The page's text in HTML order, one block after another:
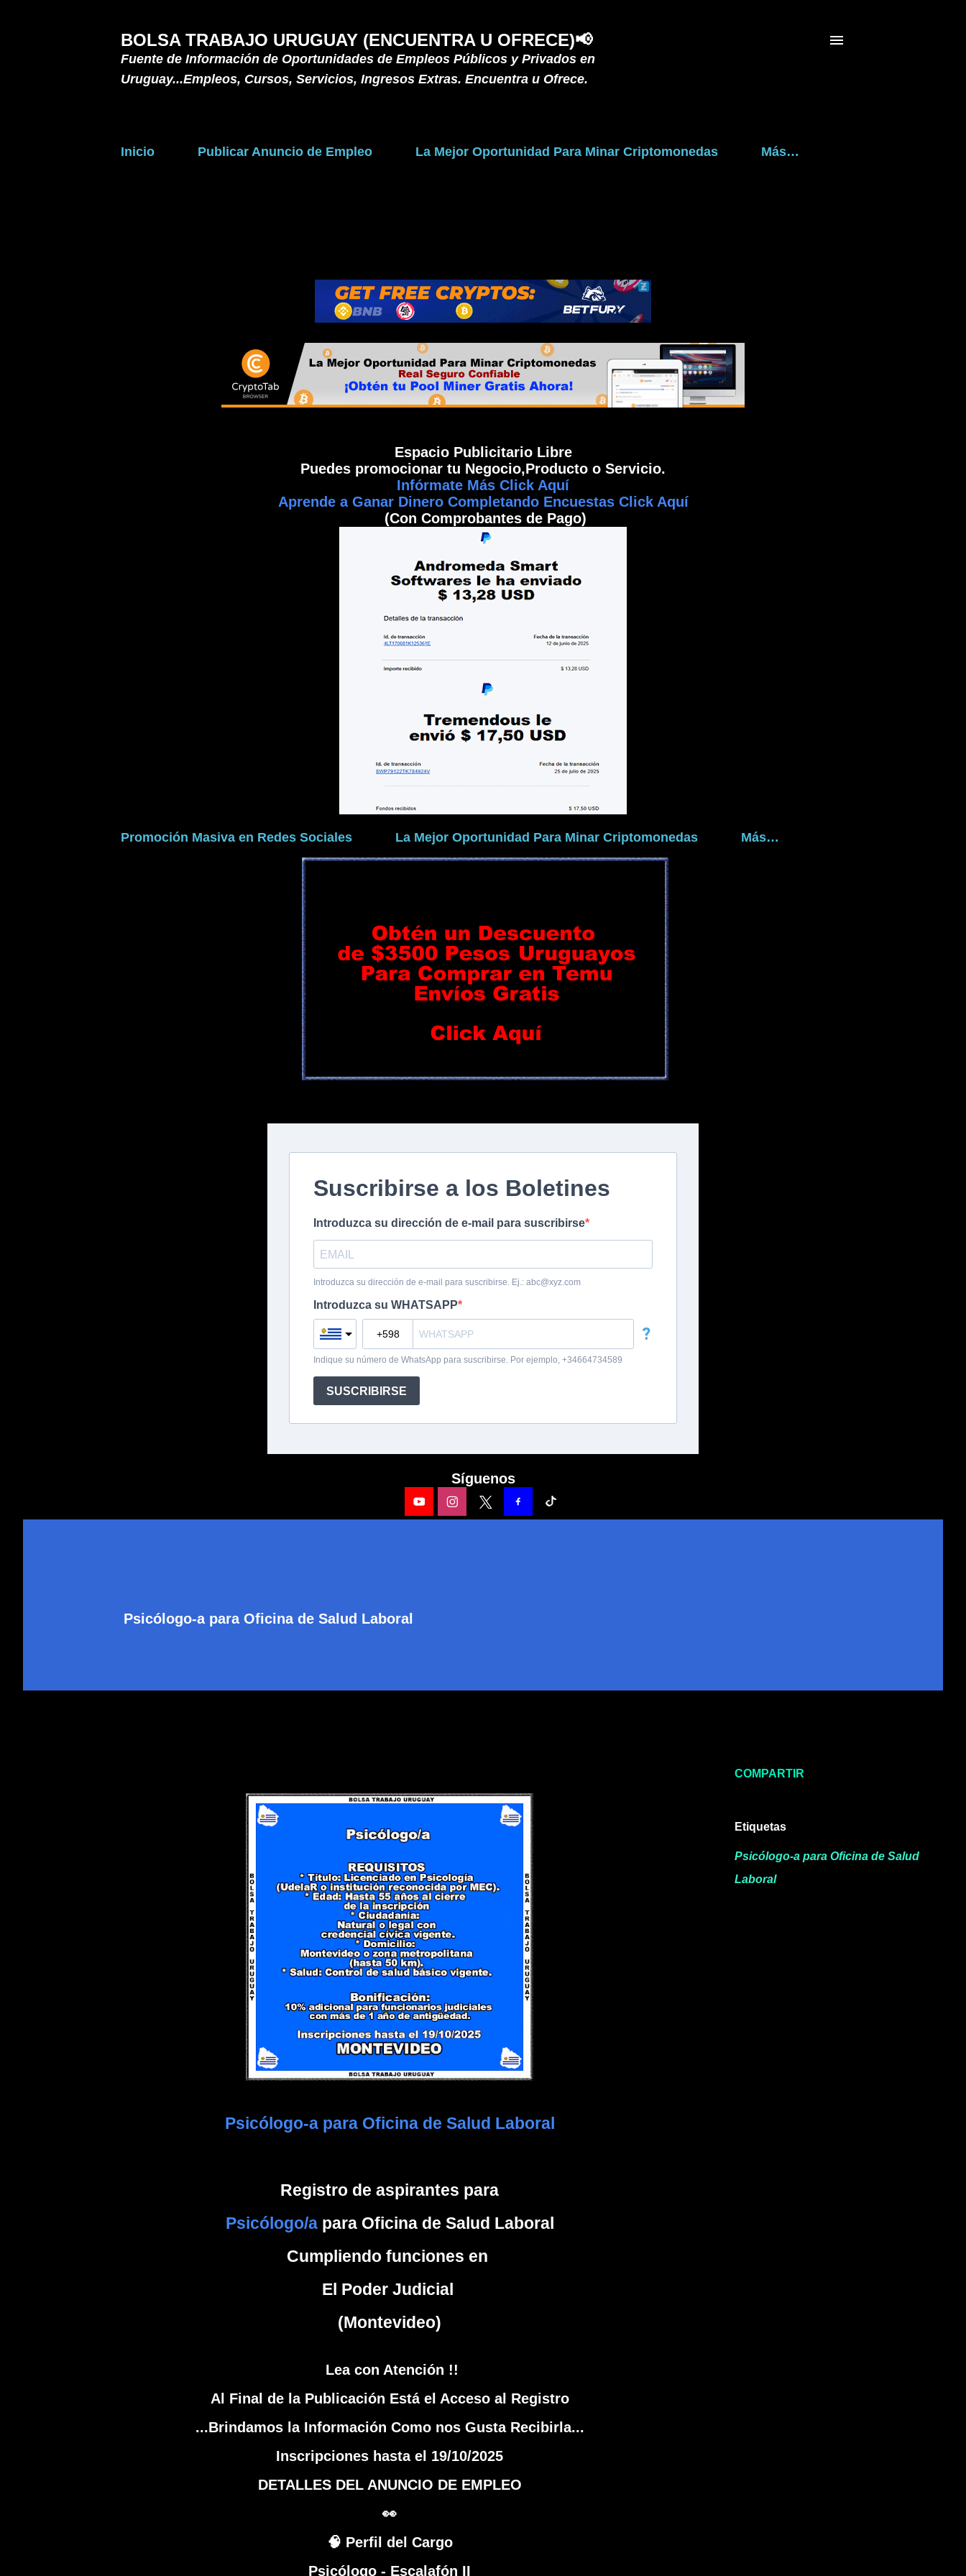
BOLSA TRABAJO URUGUAY (ENCUENTRA U OFRECE)📢
Fuente de Información de Oportunidades de Empleos Públicos y Privados en
Uruguay...Empleos, Cursos, Servicios, Ingresos Extras. Encuentra u Ofrece.
Inicio Publicar Anuncio de Empleo La Mejor Oportunidad Para Minar Criptomonedas Más…
Espacio Publicitario Libre
Puedes promocionar tu Negocio,Producto o Servicio.
Infórmate Más Click Aquí
Aprende a Ganar Dinero Completando Encuestas Click Aquí
(Con Comprobantes de Pago)
Promoción Masiva en Redes Sociales La Mejor Oportunidad Para Minar Criptomonedas Más…
Síguenos
Psicólogo-a para Oficina de Salud Laboral
Psicólogo-a para Oficina de Salud Laboral
Registro de aspirantes para
Psicólogo/apara Oficina de Salud Laboral
Cumpliendo funciones en
El Poder Judicial
(Montevideo)
Lea con Atención !!
Al Final de la Publicación Está el Acceso al Registro
...Brindamos la Información Como nos Gusta Recibirla...
Inscripciones hasta el 19/10/2025
DETALLES DEL ANUNCIO DE EMPLEO
👀
🧠 Perfil del Cargo
Psicólogo - Escalafón II
COMPARTIR
Etiquetas
Psicólogo-a para Oficina de Salud
Laboral